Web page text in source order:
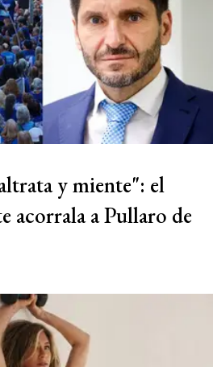
y miente": el
acorrala a Pullaro de